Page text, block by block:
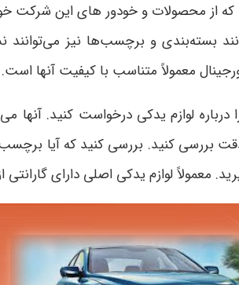
محصولات و خودور های این شرکت
بسته‌بندی و برچسب‌ها نیز
معمولاً متناسب با کیفیت آنها است.
لوازم یدکی درخواست کنید. آنها
بررسی کنید. بررسی کنید که آیا
معمولاً لوازم یدکی اصلی دارای